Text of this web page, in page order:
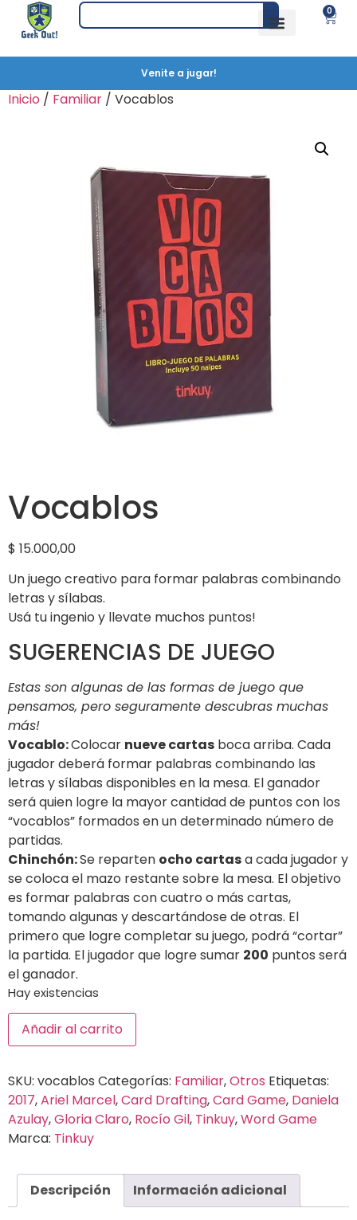
0
Venite a jugar!
Inicio / Familiar / Vocablos
Vocablos
$ 15.000,00
Un juego creativo para formar palabras combinando
letras y sílabas.
Usá tu ingenio y llevate muchos puntos!
SUGERENCIAS DE JUEGO
Estas son algunas de las formas de juego que
pensamos, pero seguramente descubras muchas
más!
Vocablo:Colocar nueve cartas boca arriba. Cada
jugador deberá formar palabras combinando las
letras y sílabas disponibles en la mesa. El ganador
será quien logre la mayor cantidad de puntos con los
“vocablos” formados en un determinado número de
partidas.
Chinchón:Se reparten ocho cartasa cada jugador y
se coloca el mazo restante sobre la mesa. El objetivo
es formar palabras con cuatro o más cartas,
tomando algunas y descartándose de otras. El
primero que logre completar su juego, podrá “cortar”
la partida. El jugador que logre sumar 200 puntos será
el ganador.
Hay existencias
Añadir al carrito
SKU: vocablos Categorías: Familiar,Otros Etiquetas:
2017,Ariel Marcel,Card Drafting,Card Game, Daniela
Azulay,Gloria Claro, Rocío Gil, Tinkuy,Word Game
Marca: Tinkuy
Descripción Información adicional